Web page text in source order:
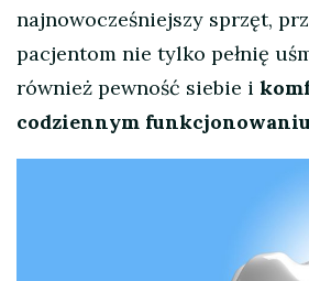
najnowocześniejszy sprzęt,
pacjentom nie tylko pełnię
również pewność siebie i
codziennym